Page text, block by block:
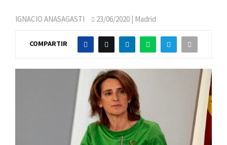
IGNACIO ANASAGASTI 23/06/2020 | Madrid
COMPARTIR